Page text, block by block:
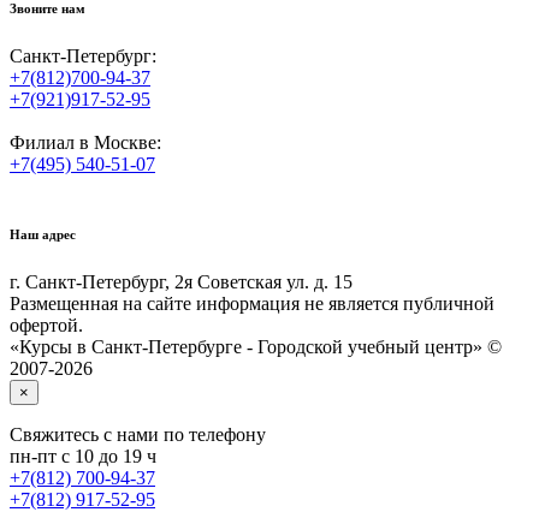
Звоните нам
Санкт-Петербург:
+7(812)700-94-37
+7(921)917-52-95
Филиал в Москве:
+7(495) 540-51-07
Наш адрес
г. Санкт-Петербург, 2я Советская ул. д. 15
Размещенная на сайте информация не является публичной
офертой.
«Курсы в Санкт-Петербурге - Городской учебный центр» ©
2007-2026
×
Cвяжитесь с нами по телефону
пн-пт с 10 до 19 ч
+7(812) 700-94-37
+7(812) 917-52-95